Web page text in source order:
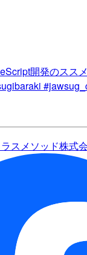
開発のスス
スメソッド株式